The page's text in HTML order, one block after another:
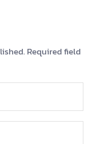
Required field